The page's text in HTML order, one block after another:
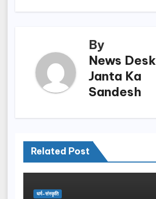
By
News Desk
Janta Ka
Sandesh
Related Post
धर्म-संस्कृति